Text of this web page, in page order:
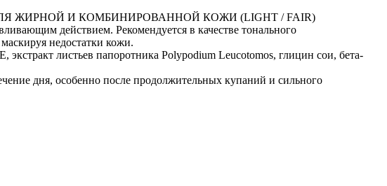
ДЛЯ ЖИРНОЙ И КОМБИНИРОВАННОЙ КОЖИ (LIGHT / FAIR)
действием. Рекомендуется в качестве тонального
недостатки кожи.
листьев папоротника Polypodium Leucotomos, глицин сои, бета-
дня, особенно после продолжительных купаний и сильного